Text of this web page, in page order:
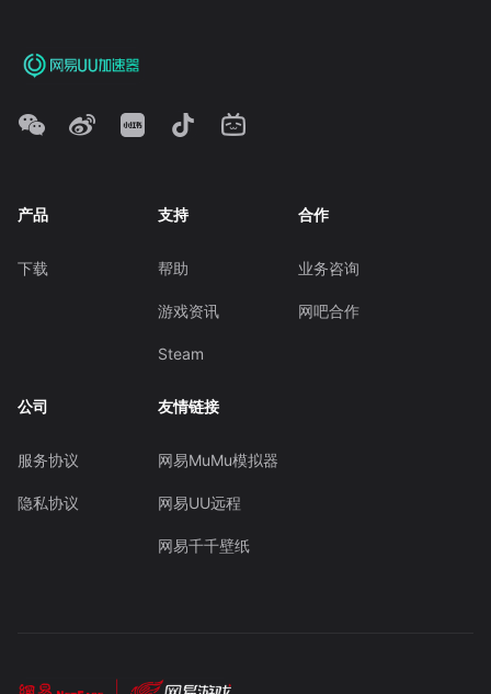
产品
下载
支持
帮助
游戏资讯
Steam
合作
业务咨询
网吧合作
公司
服务协议
隐私协议
友情链接
网易MuMu模拟器
网易UU远程
网易千千壁纸